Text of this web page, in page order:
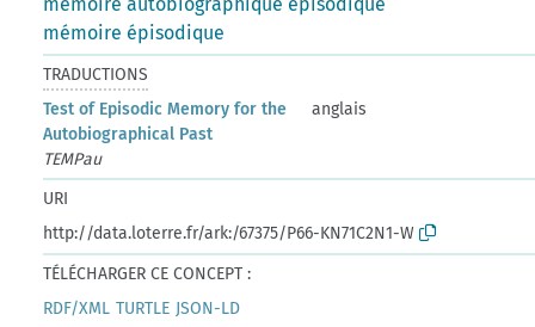
mémoire épisodique
TRADUCTIONS
Test of Episodic Memory for the
Autobiographical Past
anglais
TEMPau
URI
http://data.loterre.fr/ark:/67375/P66-KN71C2N1-W
TÉLÉCHARGER CE CONCEPT :
RDF/XML TURTLE JSON-LD